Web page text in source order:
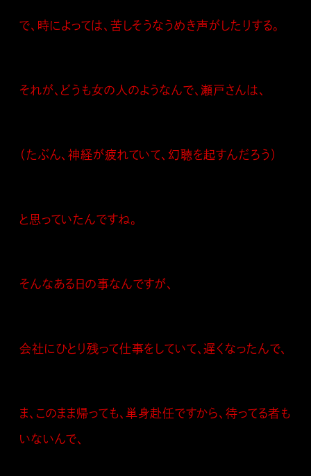
で、時によっては、苦しそうなうめき声がしたりする。
それが、どうも女の人のようなんで、瀬戸さんは、
（たぶん、神経が疲れていて、幻聴を起すんだろう）
と思っていたんですね。
そんなある日の事なんですが、
会社にひとり残って仕事をしていて、遅くなったんで、
ま、このまま帰っても、単身赴任ですから、待ってる者も
いないんで、